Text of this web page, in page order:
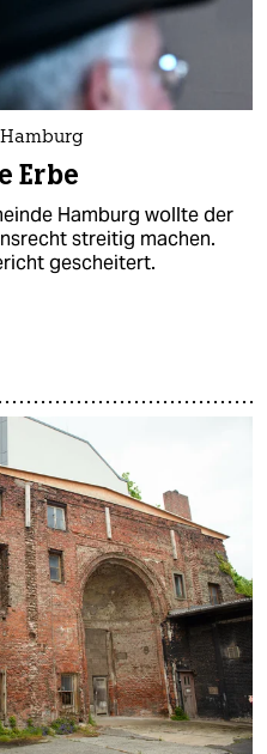
Erbe
Hamburg wollte der
streitig machen.
gescheitert.